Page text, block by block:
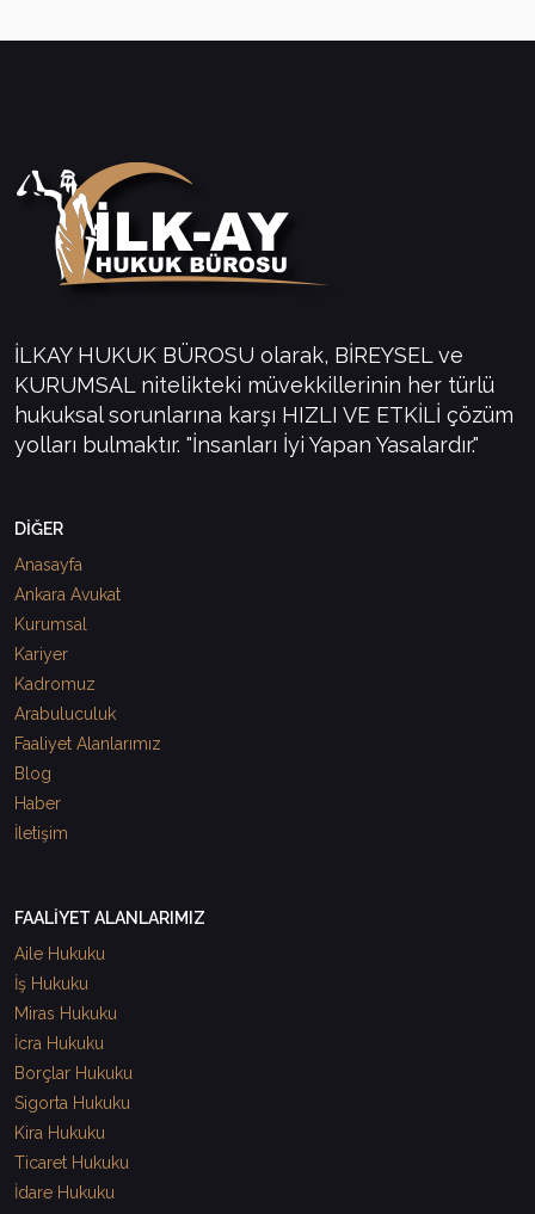
İLKAY HUKUK BÜROSU olarak, BİREYSEL ve
KURUMSAL nitelikteki müvekkillerinin her türlü
hukuksal sorunlarına karşı HIZLI VE ETKİLİ çözüm
yolları bulmaktır. "İnsanları İyi Yapan Yasalardır."
DİĞER
Anasayfa
Ankara Avukat
Kurumsal
Kariyer
Kadromuz
Arabuluculuk
Faaliyet Alanlarımız
Blog
Haber
İletişim
FAALİYET ALANLARIMIZ
Aile Hukuku
İş Hukuku
Miras Hukuku
İcra Hukuku
Borçlar Hukuku
Sigorta Hukuku
Kira Hukuku
Ticaret Hukuku
İdare Hukuku